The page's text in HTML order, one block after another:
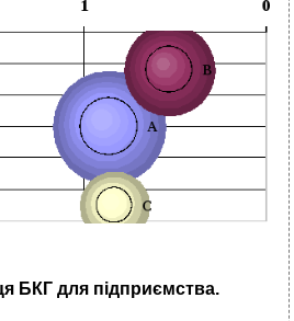
БКГ для підприємства.